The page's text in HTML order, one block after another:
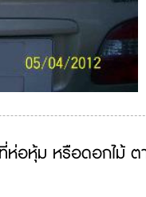
อหุ้ม หรือดอกไม้ ต